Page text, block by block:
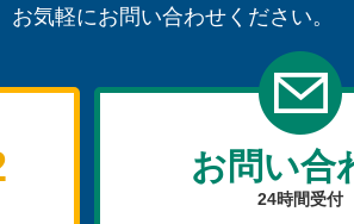
お気軽にお問い合わせください。
お問い合
24時間受付